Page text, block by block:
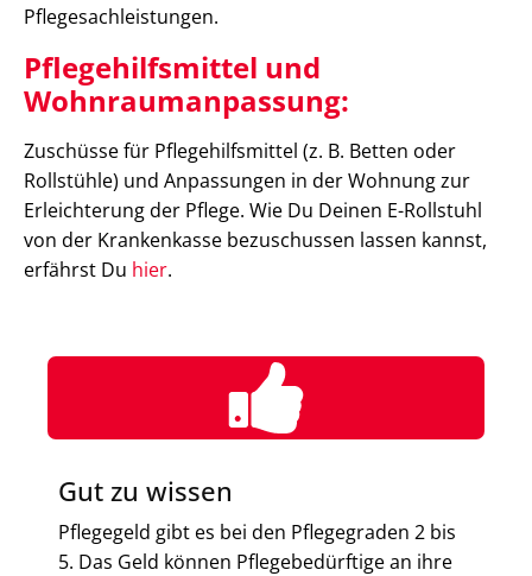
Pflegesachleistungen.
Pflegehilfsmittel und
Wohnraumanpassung:
Zuschüsse für Pflegehilfsmittel (z. B. Betten oder
Rollstühle) und Anpassungen in der Wohnung zur
Erleichterung der Pflege. Wie Du Deinen E-Rollstuhl
von der Krankenkasse bezuschussen lassen kannst,
erfährst Du hier.
Gut zu wissen
Pflegegeld gibt es bei den Pflegegraden 2 bis
5. Das Geld können Pflegebedürftige an ihre